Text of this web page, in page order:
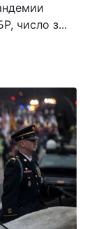
число з...